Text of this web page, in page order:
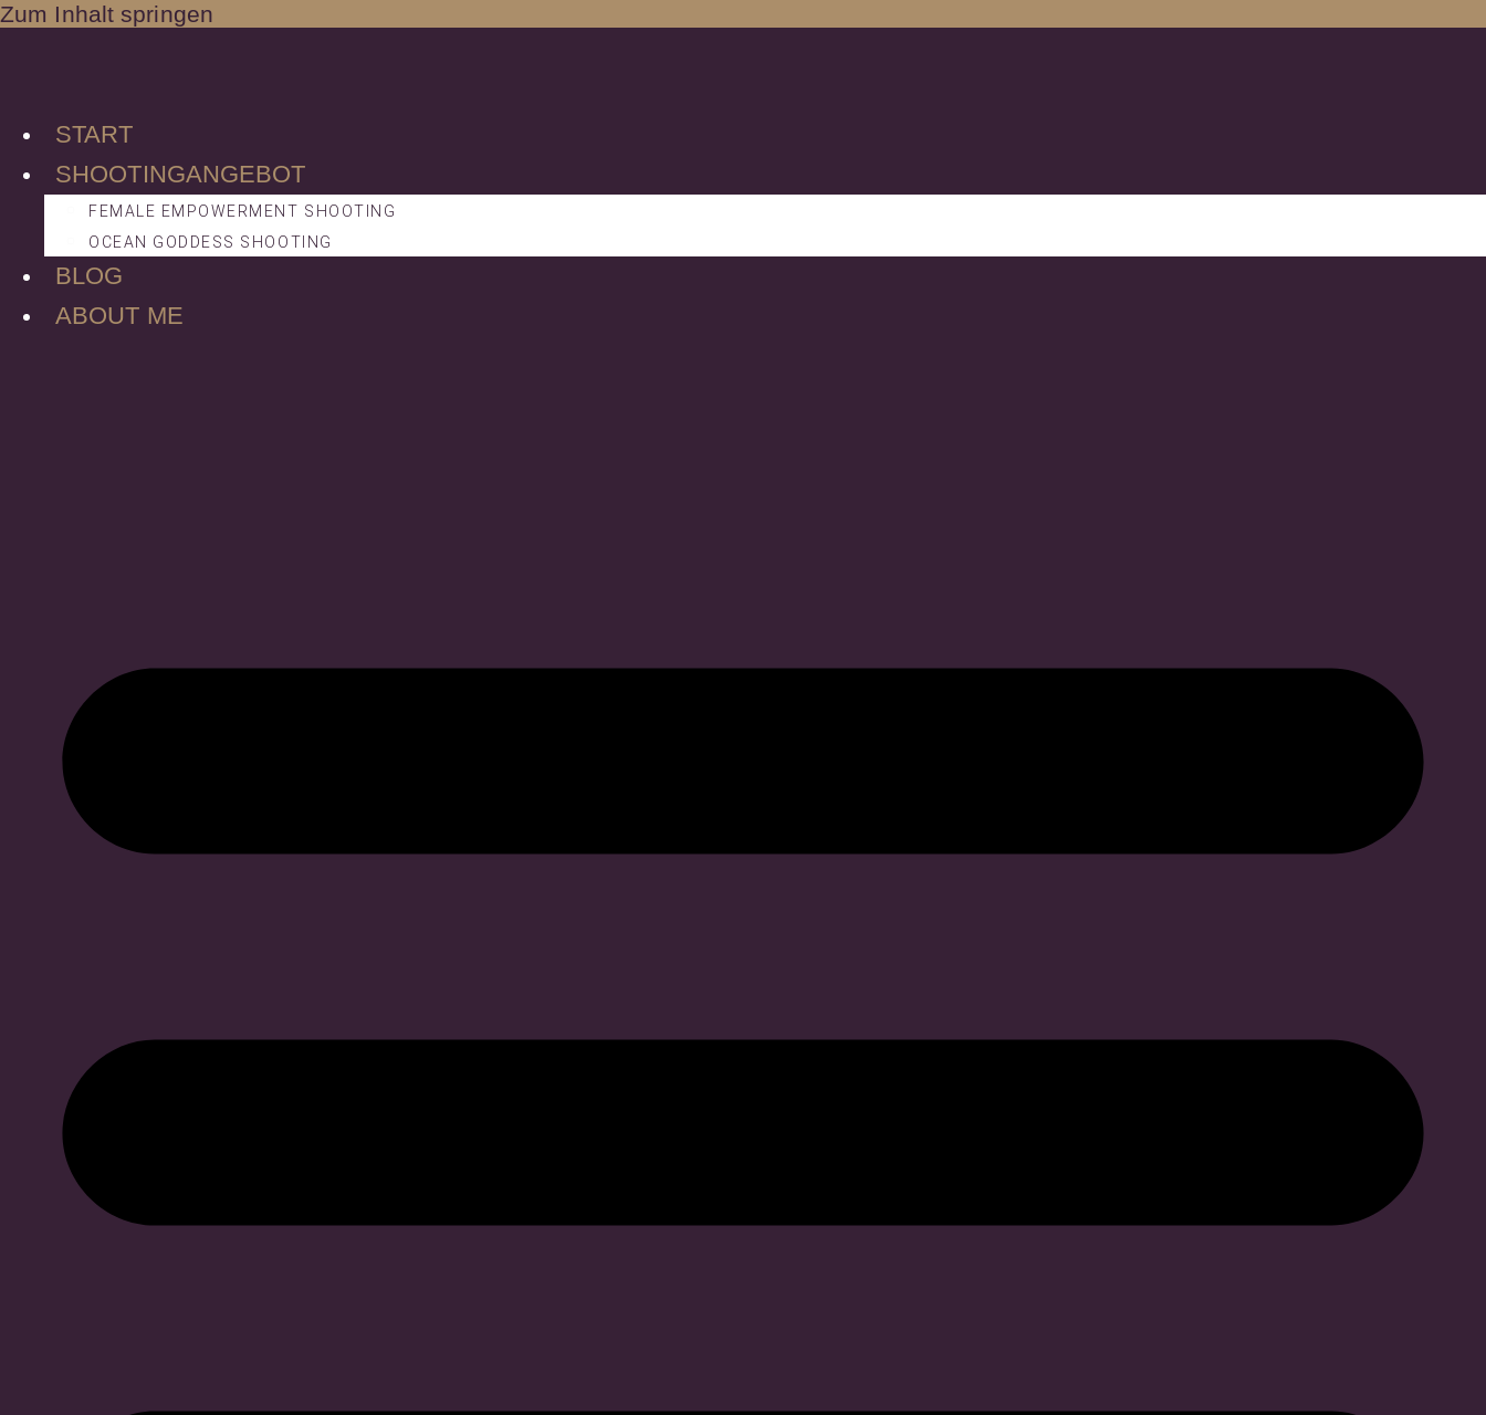
Zum Inhalt springen
START
SHOOTINGANGEBOT
FEMALE EMPOWERMENT SHOOTING
OCEAN GODDESS SHOOTING
BLOG
ABOUT ME